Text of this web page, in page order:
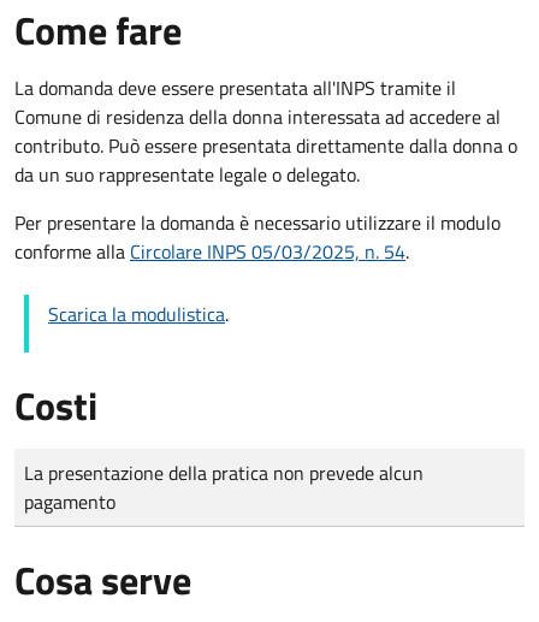
Come fare
La domanda deve essere presentata all'INPS tramite il
Comune di residenza della donna interessata ad accedere al
contributo. Può essere presentata direttamente dalla donna o
da un suo rappresentate legale o delegato.
Per presentare la domanda è necessario utilizzare il modulo
conforme alla Circolare INPS 05/03/2025, n. 54.
Scarica la modulistica.
Costi
Tipo di pagamento
Importo
La presentazione della pratica non prevede alcun
pagamento
Cosa serve